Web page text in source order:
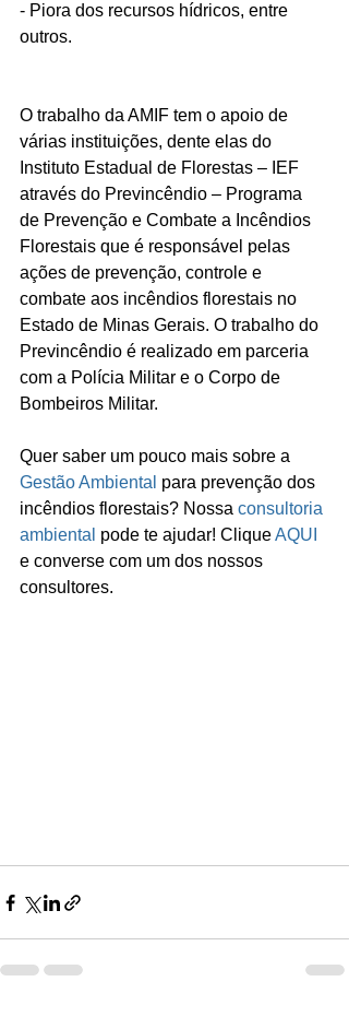
- Piora dos recursos hídricos, entre
outros.
O trabalho da AMIF tem o apoio de
várias instituições, dente elas do
Instituto Estadual de Florestas – IEF
através do Previncêndio – Programa
de Prevenção e Combate a Incêndios
Florestais que é responsável pelas
ações de prevenção, controle e
combate aos incêndios florestais no
Estado de Minas Gerais. O trabalho do
Previncêndio é realizado em parceria
com a Polícia Militar e o Corpo de
Bombeiros Militar.
Quer saber um pouco mais sobre a
Gestão Ambiental para prevenção dos
incêndios florestais? Nossa consultoria
ambiental pode te ajudar! Clique AQUI
e converse com um dos nossos
consultores.